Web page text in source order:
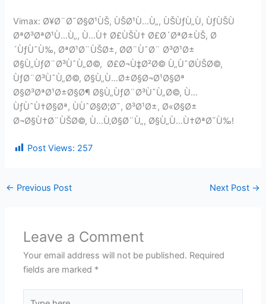
Vimax: Ø¥Ø¨Ø¯Ø§Ø¹ÙŠ, ÙŠØ¹Ù…Ù„, ÙŠÙƒÙ„Ù, ÙƒÙŠÙ
ØªØ³ØªØ¹Ù…Ù„, Ù…Ù† Ø£ÙŠÙ† Ø£Ø´ØªØ±ÙŠ, Ø
´ÙƒÙˆÙ‰, ØªØ¹Ø¨ÙŠØ±, Ø­Ø¨ÙˆØ¨ Ø³Ø¹Ø±
Ø§Ù„ÙƒØ¨Ø³ÙˆÙ„Ø©, Ø£Ø¬Ù‡Ø²Ø© Ù„ÙˆØ­ÙŠØ©,
ÙƒØ¨Ø³ÙˆÙ„Ø©, Ø§Ù„Ù…Ø±Ø§Ø¬Ø¹Ø§Øª
Ø§Ø³ØªØ¹Ø±Ø§Ø¶ Ø§Ù„ÙƒØ¨Ø³ÙˆÙ„Ø©, Ù…
ÙƒÙˆÙ†Ø§Øª, ÙÙˆØ§Ø¦Ø¯, Ø³Ø¹Ø±, Ø«Ø§Ø±
Ø¬Ø§Ù†Ø¨ÙŠØ©, Ù…Ù‚Ø§Ø¨Ù„, Ø§Ù„Ù…Ù†ØªØ¯Ù‰!
Post Views: 257
← Previous Post Next Post →
Leave a Comment
Your email address will not be published. Required
fields are marked *